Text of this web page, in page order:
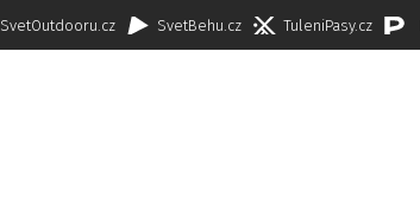
SvetOutdooru.cz SvetBehu.cz TuleniPasy.cz